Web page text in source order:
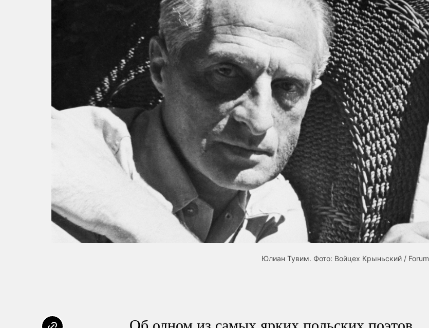
Юлиан Тувим. Фото: Войцех Крыньский / Forum